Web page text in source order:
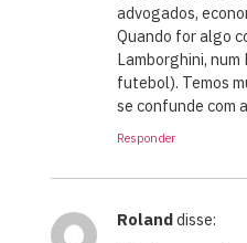
advogados,
Quando for algo
Lamborghini,
futebol). Temos
se confunde com
Responder
Rolanddisse: